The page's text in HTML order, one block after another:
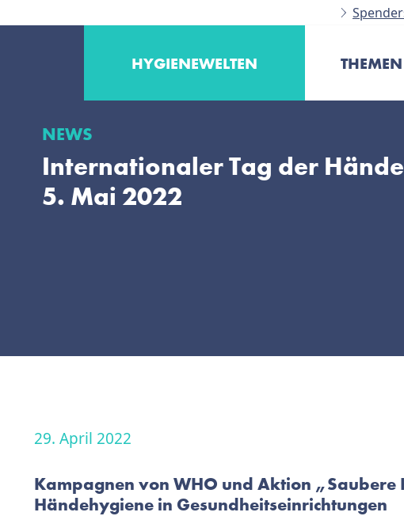
HYGIENEWELTEN THEMEN
NEWS
Internationaler Tag der
5. Mai 2022
29. April 2022
Kampagnen von WHO und Aktion „Saubere
Händehygiene in Gesundheitseinrichtungen